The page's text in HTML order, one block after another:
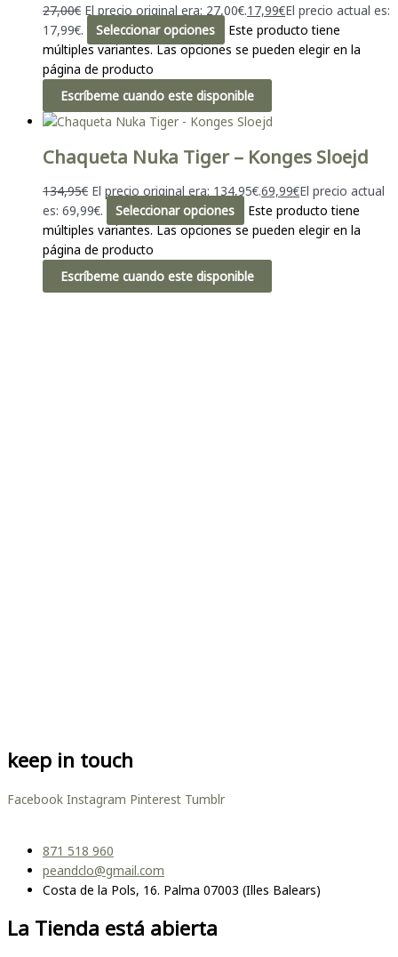
27,00€ El precio original era: 27,00€.17,99€El precio actual es:
17,99€.
Seleccionar opciones
Este producto tiene
múltiples variantes. Las opciones se pueden elegir en la
página de producto
Escríbeme cuando este disponible
Chaqueta Nuka Tiger – Konges Sloejd
134,95€ El precio original era: 134,95€.69,99€El precio actual
es: 69,99€.
Seleccionar opciones
Este producto tiene
múltiples variantes. Las opciones se pueden elegir en la
página de producto
Escríbeme cuando este disponible
keep in touch
Facebook Instagram Pinterest Tumblr
871 518 960
peandclo@gmail.com
Costa de la Pols, 16. Palma 07003 (Illes Balears)
La Tienda está abierta